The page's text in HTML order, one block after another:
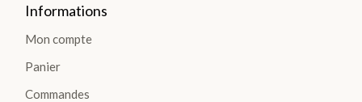
Informations
Mon compte
Panier
Commandes